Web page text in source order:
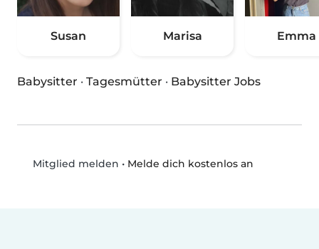
Susan Marisa Emma
Babysitter · Tagesmütter · Babysitter Jobs
Mitglied melden • Melde dich kostenlos an